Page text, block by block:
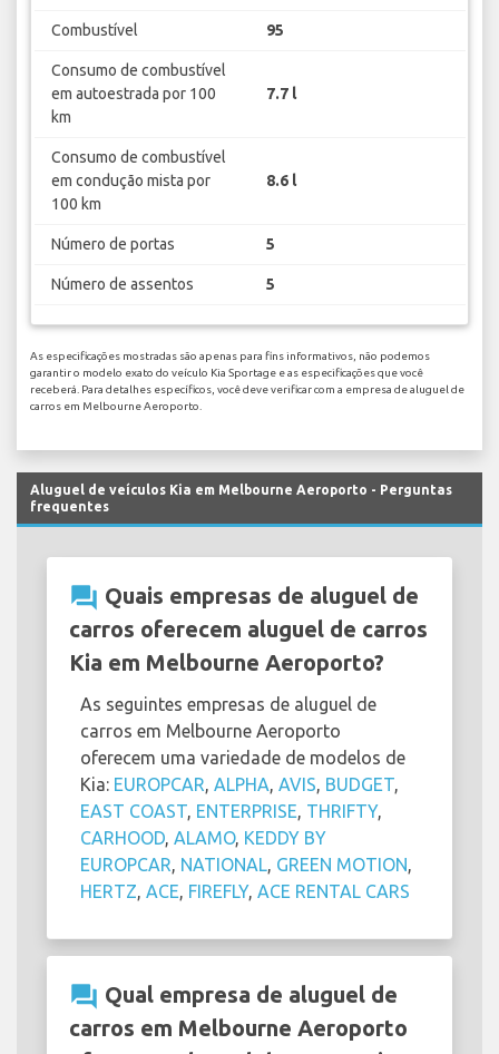
Combustível 95
Consumo de combustível
em autoestrada por 100
km
7.7 l
Consumo de combustível
em condução mista por
100 km
8.6 l
Número de portas 5
Número de assentos 5
As especificações mostradas são apenas para fins informativos, não podemos
garantir o modelo exato do veículo Kia Sportage e as especificações que você
receberá. Para detalhes específicos, você deve verificar com a empresa de aluguel de
carros em Melbourne Aeroporto.
Aluguel de veículos Kia em Melbourne Aeroporto - Perguntas
frequentes
question_answer Quais empresas de aluguel de
carros oferecem aluguel de carros
Kia em Melbourne Aeroporto?
As seguintes empresas de aluguel de
carros em Melbourne Aeroporto
oferecem uma variedade de modelos de
Kia: EUROPCAR, ALPHA, AVIS, BUDGET,
EAST COAST, ENTERPRISE, THRIFTY,
CARHOOD, ALAMO, KEDDY BY
EUROPCAR, NATIONAL, GREEN MOTION,
HERTZ, ACE, FIREFLY, ACE RENTAL CARS
question_answer Qual empresa de aluguel de
carros em Melbourne Aeroporto